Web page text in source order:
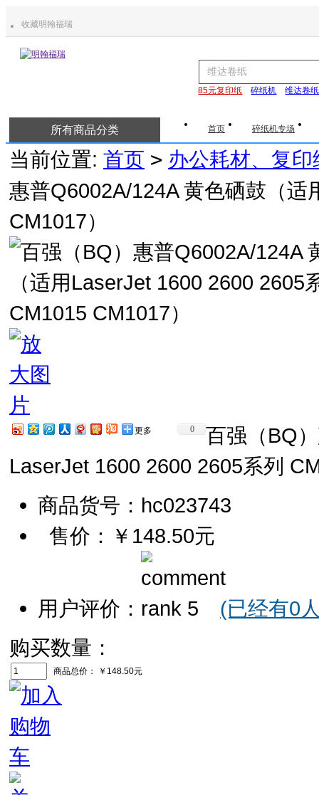
收藏明翰福瑞
85元复印纸 碎纸机 维达卷纸
所有商品分类 首页 碎纸机专场
当前位置: 首页 > 办公耗材、复
惠普Q6002A/124A 黄色硒鼓（
CM1017）
更多 0
百强（BQ
LaserJet 1600 2600 2605系列
商品货号：hc023743
售价： ￥148.50元
用户评价：
(已经有0
购买数量：
商品总价： ￥148.50元